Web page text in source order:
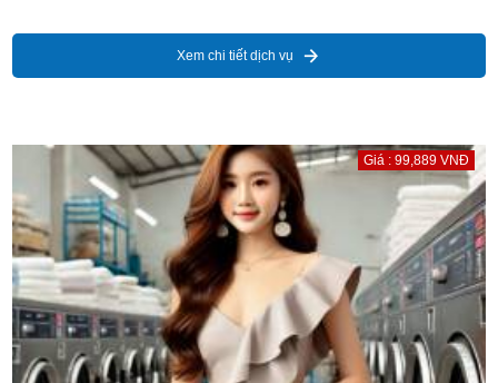
Xem chi tiết dịch vụ
Giá : 99,889 VNĐ